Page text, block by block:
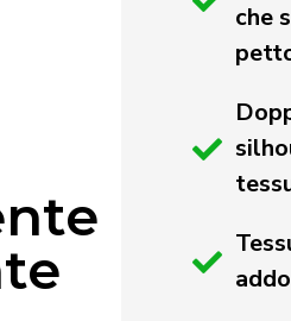
che